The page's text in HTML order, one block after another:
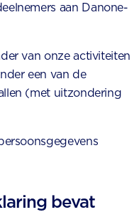
aan Danone-
van onze activiteiten
een van de
(met uitzondering
bevat